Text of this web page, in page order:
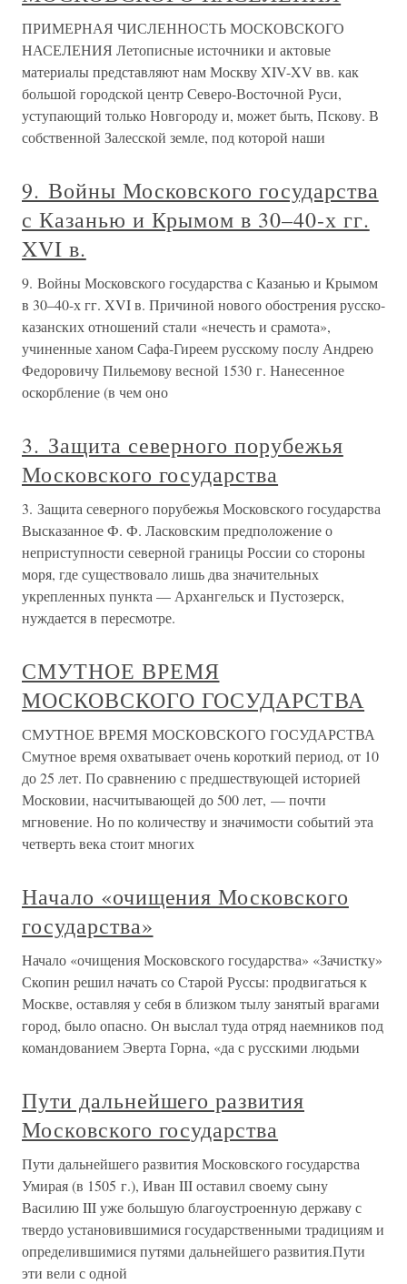
ПРИМЕРНАЯ ЧИСЛЕННОСТЬ МОСКОВСКОГО
НАСЕЛЕНИЯ Летописные источники и актовые
материалы представляют нам Москву XIV-XV вв. как
большой городской центр Северо-Восточной Руси,
уступающий только Новгороду и, может быть, Пскову. В
собственной Залесской земле, под которой наши
9. Войны Московского государства
с Казанью и Крымом в 30–40-х гг.
XVI в.
9. Войны Московского государства с Казанью и Крымом
в 30–40-х гг. XVI в. Причиной нового обострения русско-
казанских отношений стали «нечесть и срамота»,
учиненные ханом Сафа-Гиреем русскому послу Андрею
Федоровичу Пильемову весной 1530 г. Нанесенное
оскорбление (в чем оно
3. Защита северного порубежья
Московского государства
3. Защита северного порубежья Московского государства
Высказанное Ф. Ф. Ласковским предположение о
неприступности северной границы России со стороны
моря, где существовало лишь два значительных
укрепленных пункта — Архангельск и Пустозерск,
нуждается в пересмотре.
СМУТНОЕ ВРЕМЯ
МОСКОВСКОГО ГОСУДАРСТВА
СМУТНОЕ ВРЕМЯ МОСКОВСКОГО ГОСУДАРСТВА
Смутное время охватывает очень короткий период, от 10
до 25 лет. По сравнению с предшествующей историей
Московии, насчитывающей до 500 лет, — почти
мгновение. Но по количеству и значимости событий эта
четверть века стоит многих
Начало «очищения Московского
государства»
Начало «очищения Московского государства» «Зачистку»
Скопин решил начать со Старой Руссы: продвигаться к
Москве, оставляя у себя в близком тылу занятый врагами
город, было опасно. Он выслал туда отряд наемников под
командованием Эверта Горна, «да с русскими людьми
Пути дальнейшего развития
Московского государства
Пути дальнейшего развития Московского государства
Умирая (в 1505 г.), Иван III оставил своему сыну
Василию III уже большую благоустроенную державу с
твердо установившимися государственными традициям и
определившимися путями дальнейшего развития.Пути
эти вели с одной